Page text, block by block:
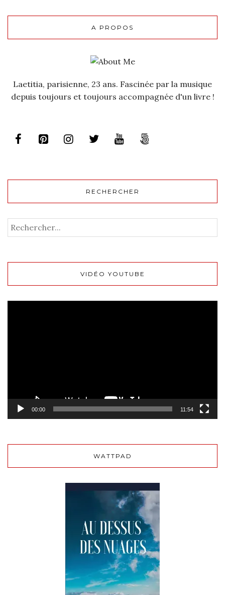
A PROPOS
Laetitia, parisienne, 23 ans. Fascinée par la musique
depuis toujours et toujours accompagnée d'un livre !
RECHERCHER
VIDÉO YOUTUBE
00:00 11:54
WATTPAD